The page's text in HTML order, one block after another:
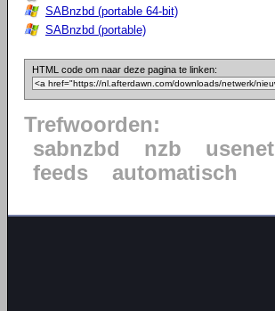
SABnzbd (portable 64-bit)
SABnzbd (portable)
HTML code om naar deze pagina te linken:
Trefwoorden:
sabnzbd
nzb usenet
feeds
automatisch